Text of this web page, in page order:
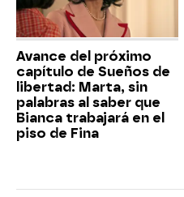
Avance del próximo
capítulo de Sueños de
libertad: Marta, sin
palabras al saber que
Bianca trabajará en el
piso de Fina